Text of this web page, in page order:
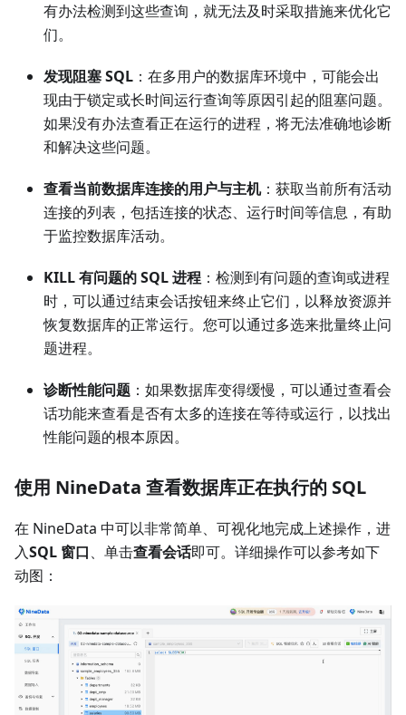
有办法检测到这些查询，就无法及时采取措施来优化它
们。
发现阻塞 SQL ：在多用户的数据库环境中，可能会出
现由于锁定或长时间运行查询等原因引起的阻塞问题。
如果没有办法查看正在运行的进程，将无法准确地诊断
和解决这些问题。
查看当前数据库连接的用户与主机：获取当前所有活动
连接的列表，包括连接的状态、运行时间等信息，有助
于监控数据库活动。
KILL 有问题的 SQL 进程 ：检测到有问题的查询或进程
时，可以通过结束会话按钮来终止它们，以释放资源并
恢复数据库的正常运行。您可以通过多选来批量终止问
题进程。
诊断性能问题 ：如果数据库变得缓慢，可以通过查看会
话功能来查看是否有太多的连接在等待或运行，以找出
性能问题的根本原因。
使用 NineData 查看数据库正在执行的 SQL
在 NineData 中可以非常简单、可视化地完成上述操作，进
入SQL 窗口、单击查看会话即可。详细操作可以参考如下
动图：